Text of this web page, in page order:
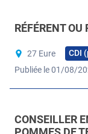
RÉFÉRENT
27 Eure
CDI
Publiée le 01/08/
CONSEILLER